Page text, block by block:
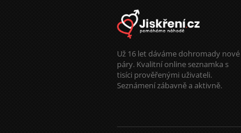
Už 16 let dáváme dohromady nové
páry. Kvalitní online seznamka s
tisíci prověřenými uživateli.
Seznámení zábavně a aktivně.